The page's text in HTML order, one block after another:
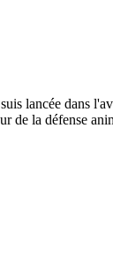
lancée dans
de la défense